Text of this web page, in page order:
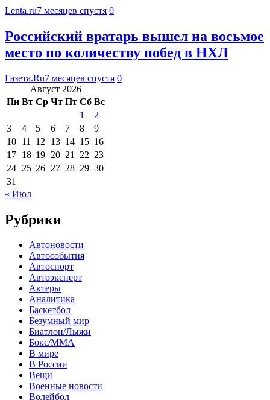
Lenta.ru7 месяцев спустя 0
Российский вратарь вышел на восьмое
место по количеству побед в НХЛ
Газета.Ru7 месяцев спустя 0
Август 2026
Пн Вт Ср Чт Пт Сб Вс
1
2
3
4 5 6 7 8
9
10 11 12 13 14 15 16
17 18 19 20 21 22 23
24 25 26 27 28 29 30
31
« Июл
Рубрики
Автоновости
Автособытия
Автоспорт
Автоэксперт
Актеры
Аналитика
Баскетбол
Безумный мир
Биатлон/Лыжи
Бокс/MMA
В мире
В России
Вещи
Военные новости
Волейбол